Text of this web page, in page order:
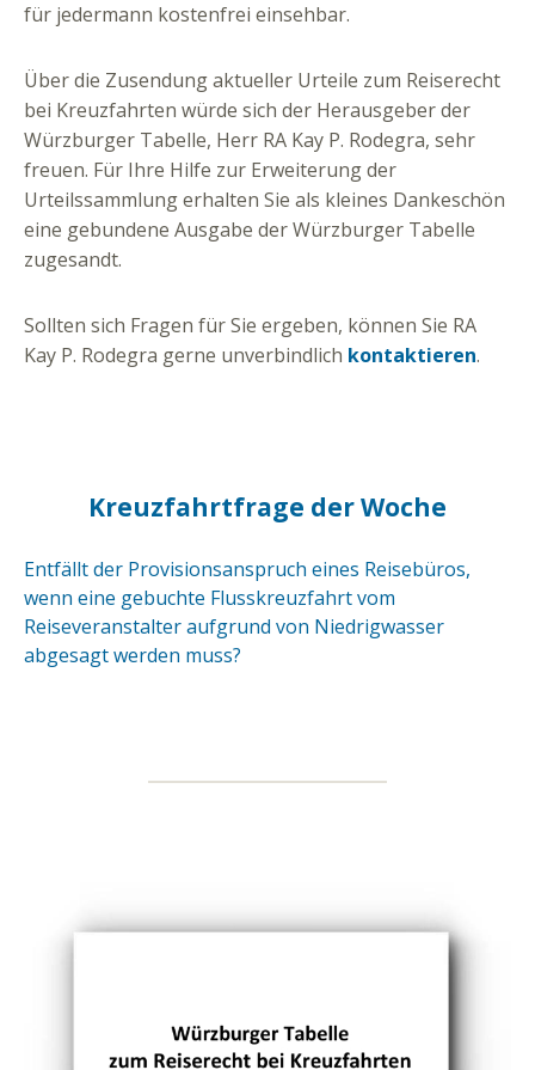
für jedermann kostenfrei einsehbar.
Über die Zusendung aktueller Urteile zum Reiserecht
bei Kreuzfahrten würde sich der Herausgeber der
Würzburger Tabelle, Herr RA Kay P. Rodegra, sehr
freuen. Für Ihre Hilfe zur Erweiterung der
Urteilssammlung erhalten Sie als kleines Dankeschön
eine gebundene Ausgabe der Würzburger Tabelle
zugesandt.
Sollten sich Fragen für Sie ergeben, können Sie RA
Kay P. Rodegra gerne unverbindlich kontaktieren.
Kreuzfahrtfrage der Woche
Entfällt der Provisionsanspruch eines Reisebüros,
wenn eine gebuchte Flusskreuzfahrt vom
Reiseveranstalter aufgrund von Niedrigwasser
abgesagt werden muss?